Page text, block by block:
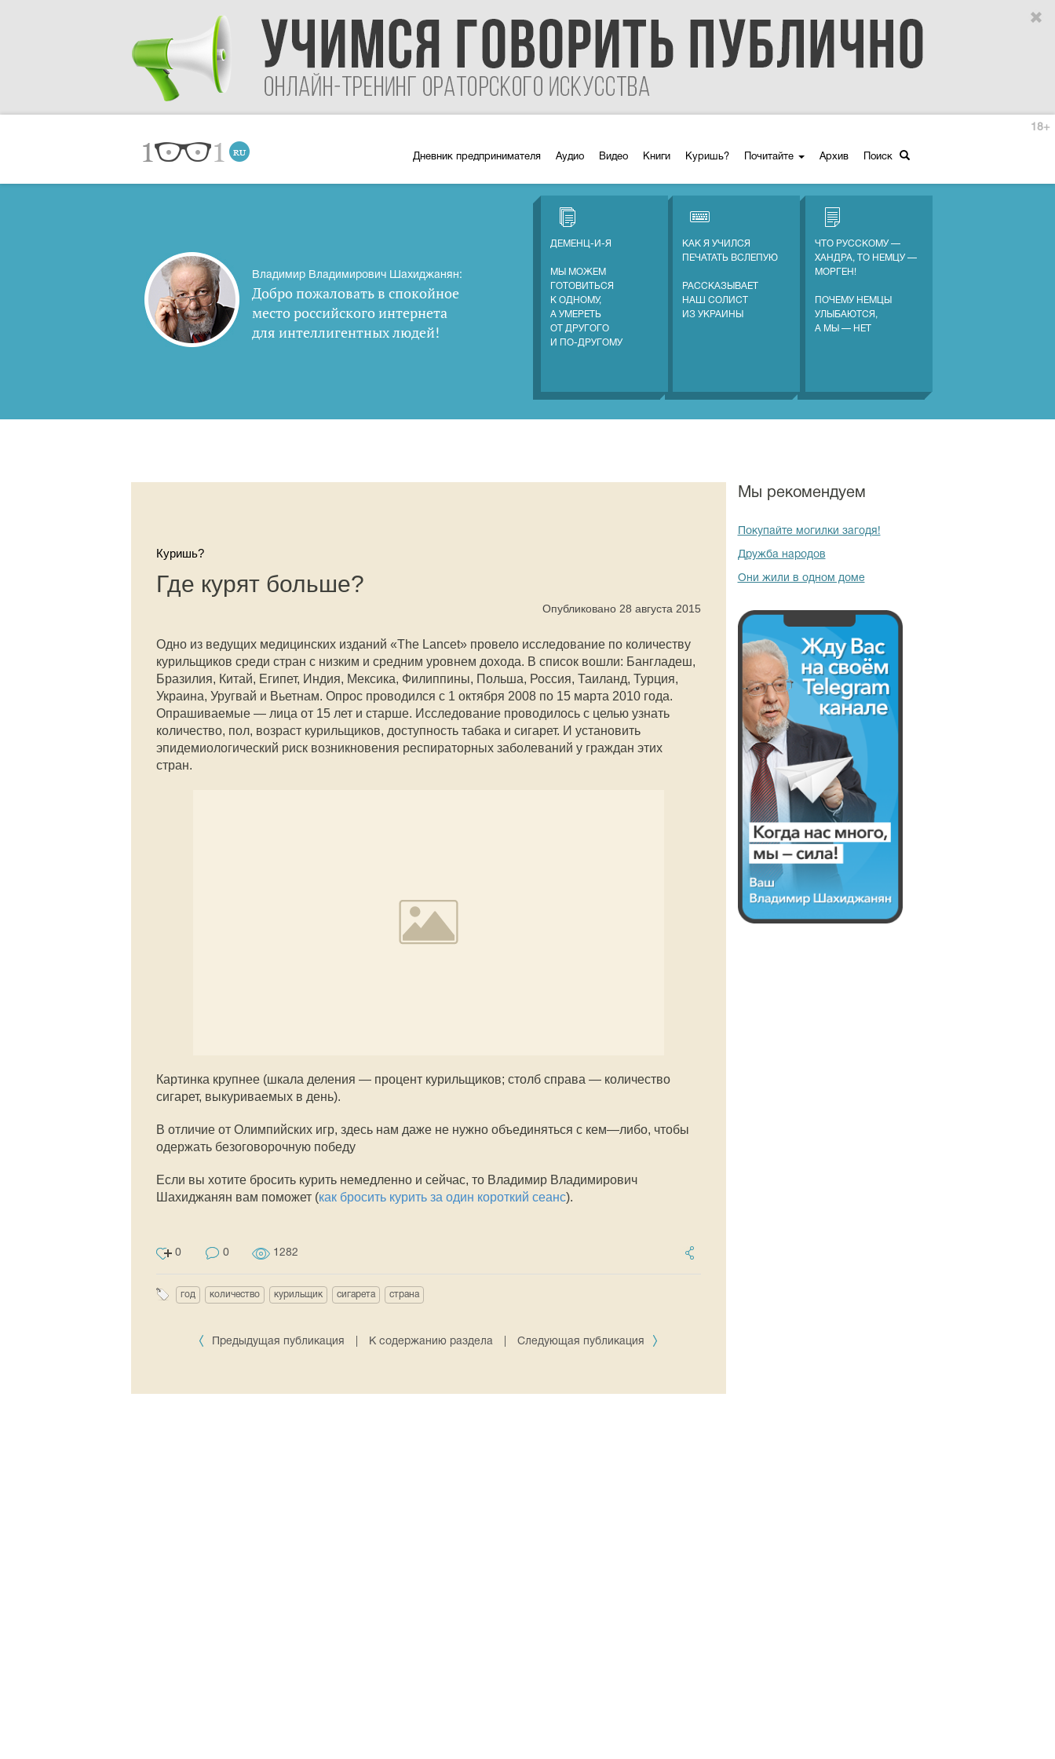
Дневник предпринимателя Аудио Видео Книги Куришь? Почитайте Архив Поиск
18+
Владимир Владимирович Шахиджанян:
Добро пожаловать в спокойное
место российского интернета
для интеллигентных людей!
ДЕМЕНЦ-И-Я
МЫ МОЖЕМ
ГОТОВИТЬСЯ
К ОДНОМУ,
А УМЕРЕТЬ
ОТ ДРУГОГО
И ПО-ДРУГОМУ
КАК Я УЧИЛСЯ
ПЕЧАТАТЬ ВСЛЕПУЮ
РАССКАЗЫВАЕТ
НАШ СОЛИСТ
ИЗ УКРАИНЫ
ЧТО РУССКОМУ —
ХАНДРА, ТО НЕМЦУ —
МОРГЕН!
ПОЧЕМУ НЕМЦЫ
УЛЫБАЮТСЯ,
А МЫ — НЕТ
Куришь?
Где курят больше?
Опубликовано 28 августа 2015
Одно из ведущих медицинских изданий «The Lancet» провело исследование по количеству
курильщиков среди стран с низким и средним уровнем дохода. В список вошли: Бангладеш,
Бразилия, Китай, Египет, Индия, Мексика, Филиппины, Польша, Россия, Таиланд, Турция,
Украина, Уругвай и Вьетнам. Опрос проводился с 1 октября 2008 по 15 марта 2010 года.
Опрашиваемые — лица от 15 лет и старше. Исследование проводилось с целью узнать
количество, пол, возраст курильщиков, доступность табака и сигарет. И установить
эпидемиологический риск возникновения респираторных заболеваний у граждан этих
стран.
Картинка крупнее (шкала деления — процент курильщиков; столб справа — количество
сигарет, выкуриваемых в день).
В отличие от Олимпийских игр, здесь нам даже не нужно объединяться с кем—либо, чтобы
одержать безоговорочную победу
Если вы хотите бросить курить немедленно и сейчас, то Владимир Владимирович
Шахиджанян вам поможет (как бросить курить за один короткий сеанс).
0 0 1282
год количество курильщик сигарета страна
Предыдущая публикация К содержанию раздела Следующая публикация
Мы рекомендуем
Покупайте могилки загодя!
Дружба народов
Они жили в одном доме